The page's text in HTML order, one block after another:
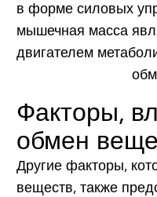
в форме силовых
мышечная масса
двигателем
Факторы,
обмен
Другие факторы,
веществ, также